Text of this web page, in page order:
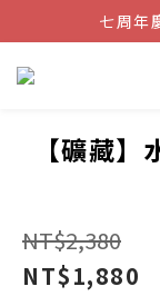
七周年
點我加
【礦藏
NT$2,380
NT$1,880